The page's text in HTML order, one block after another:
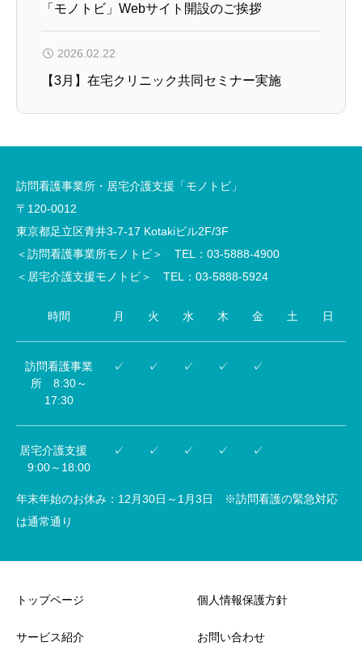
「モノトビ」Webサイト開設のご挨拶
2026.02.22
【3月】在宅クリニック共同セミナー実施
訪問看護事業所・居宅介護支援「モノトビ」
〒120-0012
東京都足立区青井3-7-17 Kotakiビル2F/3F
＜訪問看護事業所モノトビ＞ TEL：03-5888-4900
＜居宅介護支援モノトビ＞ TEL：03-5888-5924
時間 月 火 水 木 金 土 日
訪問看護事業
所 8:30～
17:30
✓ ✓ ✓ ✓ ✓
居宅介護支援
9:00～18:00
✓ ✓ ✓ ✓ ✓
年末年始のお休み：12月30日～1月3日 ※訪問看護の緊急対応
は通常通り
トップページ
サービス紹介
個人情報保護方針
お問い合わせ